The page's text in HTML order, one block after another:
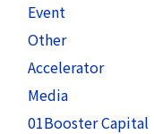
Event
Other
Accelerator
Media
01Booster Capital